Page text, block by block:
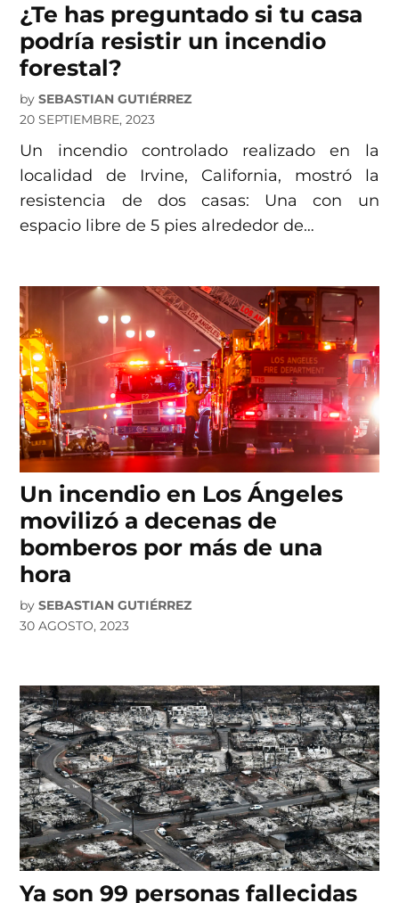
¿Te has preguntado si tu casa
podría resistir un incendio
forestal?
by SEBASTIAN GUTIÉRREZ
20 SEPTIEMBRE, 2023
Un incendio controlado realizado en la
localidad de Irvine, California, mostró la
resistencia de dos casas: Una con un
espacio libre de 5 pies alrededor de…
Un incendio en Los Ángeles
movilizó a decenas de
bomberos por más de una
hora
by SEBASTIAN GUTIÉRREZ
30 AGOSTO, 2023
Ya son 99 personas fallecidas